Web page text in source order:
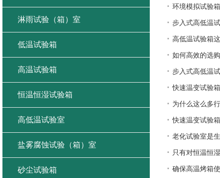
环境模拟试验
步入式高低温
高低温试验箱
如何高效的选
步入式高低温
快速温变试验
为什么这么多
快速温变试验
老化试验室是
只有对恒温恒
确保高温烤箱
淋雨试验（箱）室
低温试验箱
高温试验箱
恒温恒湿试验箱
高低温试验室
盐雾腐蚀试验（箱）室
砂尘试验箱